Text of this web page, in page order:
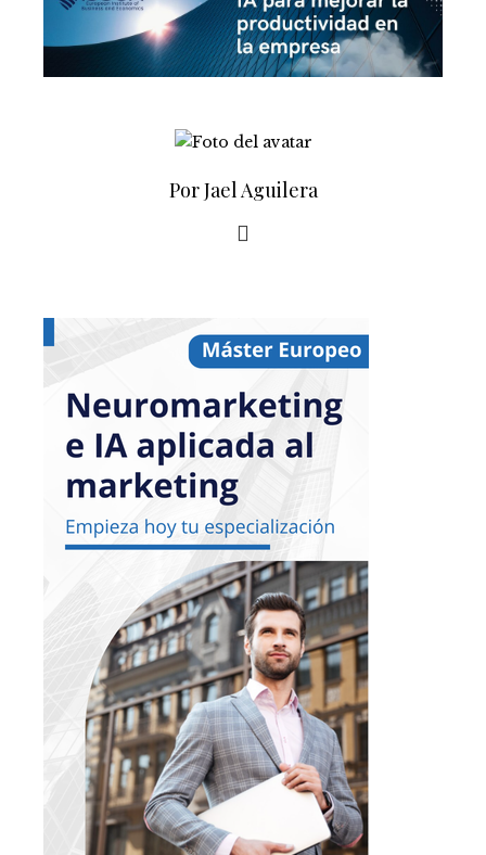
Por Jael Aguilera